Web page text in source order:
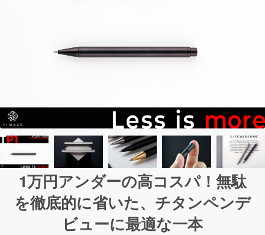
1万円アンダーの高コスパ！無駄
を徹底的に省いた、チタンペンデ
ビューに最適な一本